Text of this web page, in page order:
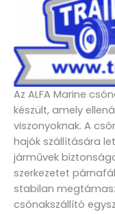
Az ALFA Marine
készült, amely
viszonyoknak. A
hajók szállítására
járművek
szerkezetet
stabilan
csónakszállító